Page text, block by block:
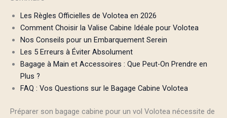
Les Règles Officielles de Volotea en 2026
Comment Choisir la Valise Cabine Idéale pour Volotea
Nos Conseils pour un Embarquement Serein
Les 5 Erreurs à Éviter Absolument
Bagage à Main et Accessoires : Que Peut-On Prendre en
Plus ?
FAQ : Vos Questions sur le Bagage Cabine Volotea
Préparer son bagage cabine pour un vol Volotea nécessite de